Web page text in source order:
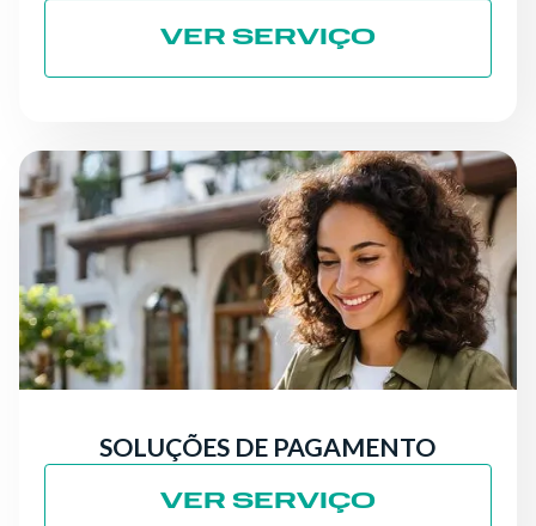
VER SERVIÇO
SOLUÇÕES DE PAGAMENTO
VER SERVIÇO